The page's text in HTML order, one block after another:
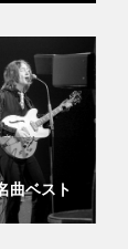
曲ベスト